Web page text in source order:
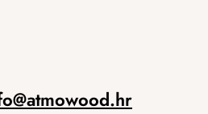
@atmowood.hr